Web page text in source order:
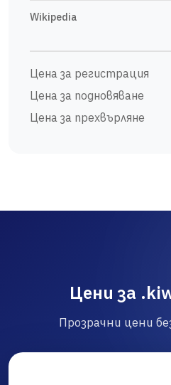
Wikipedia
Цена за регистрация
Цена за подновяване
Цена за прехвърляне
Цени за
Прозрачни цени